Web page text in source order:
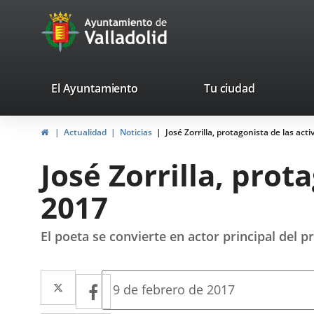
Portal
Web
Ayuntamiento
de
Valladolid
valladolid.es
El Ayuntamiento Tu ciudad
HomeActualidad Noticias José Zorrilla, protagonista de las
José Zorrilla,
2017
El poeta se convierte en actor principal del
Twitter
Enlace
a
Facebook
Enlace
Fecha
9 de febrero de 2017